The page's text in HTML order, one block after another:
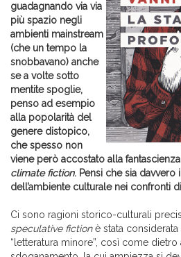
guadagnando via via
più spazio negli
ambienti mainstream
(che un tempo la
snobbavano) anche
se a volte sotto
mentite spoglie,
penso ad esempio
alla popolarità del
genere distopico,
che spesso non
viene però accostato alla
climate fiction. Pensi che sia davvero
dell’ambiente culturale nei confronti
Ci sono ragioni storico-culturali
speculative fictionè stata considerata
“letteratura minore”, così come